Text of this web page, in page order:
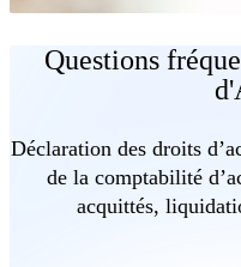
Questions
Déclaration des droits
de la comptabilité
acquittés,